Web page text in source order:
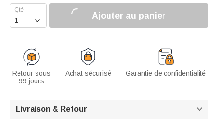
 Ajouter au panier
Retour sous
99 jours
Achat sécurisé Garantie de confidentialité
Livraison & Retour 